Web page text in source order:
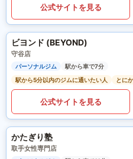
公式サイトを見る
ビヨンド (BEYOND)
守谷店
パーソナルジム
駅から車で7分
駅から5分以内のジムに通いたい人
とに
公式サイトを見る
かたぎり塾
取手女性専門店